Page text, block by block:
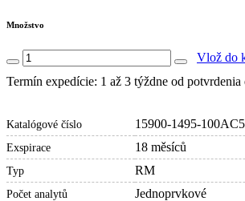
Množstvo
Vlož do
Termín expedície: 1 až 3 týždne od
Katalógové číslo 15900-1495-100AC5
Exspirace 18 měsíců
Typ RM
Počet analytů Jednoprvkové